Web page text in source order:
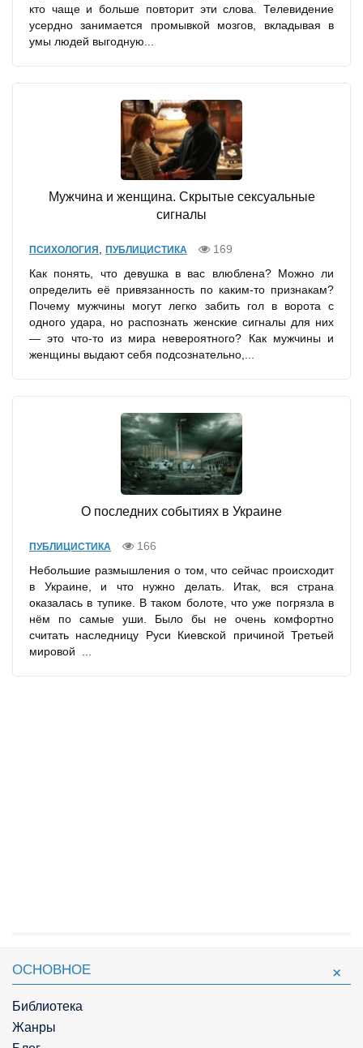
кто чаще и больше повторит эти слова. Телевидение
усердно занимается промывкой мозгов, вкладывая в
умы людей выгодную...
Мужчина и женщина. Скрытые сексуальные
сигналы
ПСИХОЛОГИЯ , ПУБЛИЦИСТИКА
169
Как понять, что девушка в вас влюблена? Можно ли
определить её привязанность по каким-то признакам?
Почему мужчины могут легко забить гол в ворота с
одного удара, но распознать женские сигналы для них
— это что-то из мира невероятного? Как мужчины и
женщины выдают себя подсознательно,...
О последних событиях в Украине
ПУБЛИЦИСТИКА
166
Небольшие размышления о том, что сейчас происходит
в Украине, и что нужно делать. Итак, вся страна
оказалась в тупике. В таком болоте, что уже погрязла в
нём по самые уши. Было бы не очень комфортно
считать наследницу Руси Киевской причиной Третьей
мировой ...
ОСНОВНОЕ
Библиотека
Жанры